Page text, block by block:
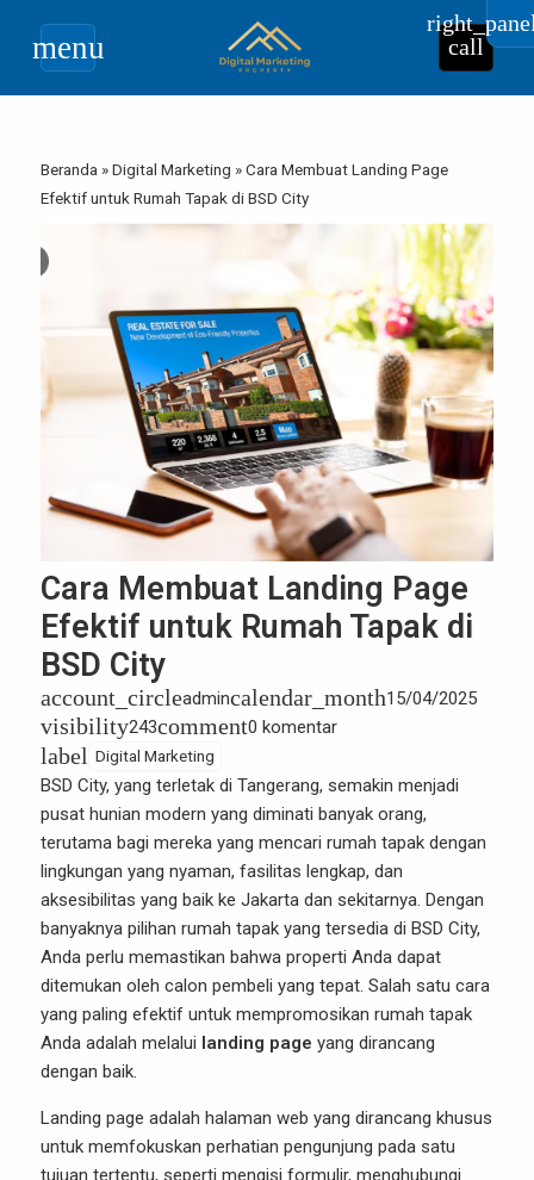
menu call
Beranda »Digital Marketing »Cara Membuat Landing Page
Efektif untuk Rumah Tapak di BSD City
Cara Membuat Landing Page
Efektif untuk Rumah Tapak di
BSD City
account_circleadmincalendar_month15/04/2025
visibility243comment0 komentar
label Digital Marketing
BSD City, yang terletak di Tangerang, semakin menjadi
pusat hunian modern yang diminati banyak orang,
terutama bagi mereka yang mencari rumah tapak dengan
lingkungan yang nyaman, fasilitas lengkap, dan
aksesibilitas yang baik ke Jakarta dan sekitarnya. Dengan
banyaknya pilihan rumah tapak yang tersedia di BSD City,
Anda perlu memastikan bahwa properti Anda dapat
ditemukan oleh calon pembeli yang tepat. Salah satu cara
yang paling efektif untuk mempromosikan rumah tapak
Anda adalah melalui landing page yang dirancang
dengan baik.
Landing page adalah halaman web yang dirancang khusus
untuk memfokuskan perhatian pengunjung pada satu
tujuan tertentu, seperti mengisi formulir, menghubungi